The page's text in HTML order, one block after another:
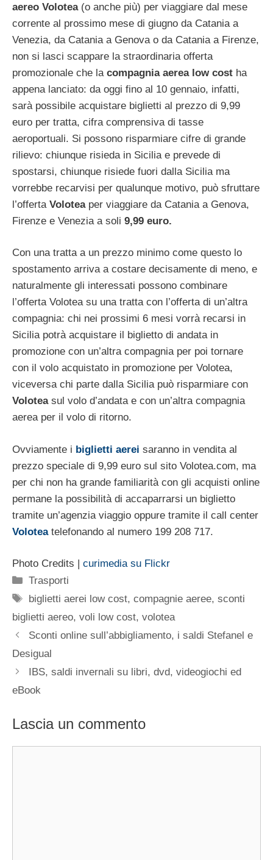
aereo Volotea(o anche più) per viaggiare dal mese
corrente al prossimo mese di giugno da Catania a
Venezia, da Catania a Genova o da Catania a Firenze,
non si lasci scappare la straordinaria offerta
promozionale che la compagnia aerea low cost ha
appena lanciato: da oggi fino al 10 gennaio, infatti,
sarà possibile acquistare biglietti al prezzo di 9,99
euro per tratta, cifra comprensiva di tasse
aeroportuali. Si possono risparmiare cifre di grande
rilievo: chiunque risieda in Sicilia e prevede di
spostarsi, chiunque risiede fuori dalla Sicilia ma
vorrebbe recarvisi per qualunque motivo, può sfruttare
l’offerta Voloteaper viaggiare da Catania a Genova,
Firenze e Venezia a soli 9,99 euro.
Con una tratta a un prezzo minimo come questo lo
spostamento arriva a costare decisamente di meno, e
naturalmente gli interessati possono combinare
l’offerta Volotea su una tratta con l’offerta di un’altra
compagnia: chi nei prossimi 6 mesi vorrà recarsi in
Sicilia potrà acquistare il biglietto di andata in
promozione con un’altra compagnia per poi tornare
con il volo acquistato in promozione per Volotea,
viceversa chi parte dalla Sicilia può risparmiare con
Voloteasul volo d’andata e con un’altra compagnia
aerea per il volo di ritorno.
Ovviamente i biglietti aerei saranno in vendita al
prezzo speciale di 9,99 euro sul sito Volotea.com, ma
per chi non ha grande familiarità con gli acquisti online
permane la possibilità di accaparrarsi un biglietto
tramite un’agenzia viaggio oppure tramite il call center
Volotea telefonando al numero 199 208 717.
Photo Credits | curimedia su Flickr
Categorie
Trasporti
Tag
biglietti aerei low cost,compagnie aeree,sconti
biglietti aereo, voli low cost, volotea
Sconti online sull’abbigliamento, i saldi Stefanel e
Desigual
IBS, saldi invernali su libri, dvd, videogiochi ed
eBook
Lascia un commento